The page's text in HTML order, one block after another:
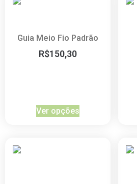
Guia Meio Fio Padrão
R$150,30
Ver opções